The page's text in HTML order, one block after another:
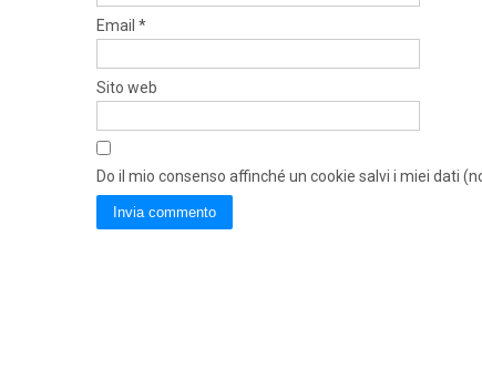
Email *
Sito web
Do il mio consenso affinché un cookie salvi i miei dati